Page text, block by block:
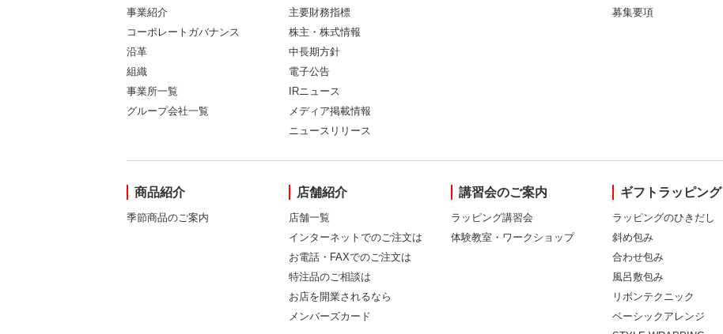
事業紹介
コーポレートガバナンス
沿革
組織
事業所一覧
グループ会社一覧
主要財務指標
株主・株式情報
中長期方針
電子公告
IRニュース
メディア掲載情報
ニュースリリース
募集要項
商品紹介
季節商品のご案内
店舗紹介
店舗一覧
インターネットでのご注文は
お電話・FAXでのご注文は
特注品のご相談は
お店を開業されるなら
メンバーズカード
講習会のご案内
ラッピング講習会
体験教室・ワークショップ
ギフトラッピング
ラッピングのひきだし
斜め包み
合わせ包み
風呂敷包み
リボンテクニック
ベーシックアレンジ